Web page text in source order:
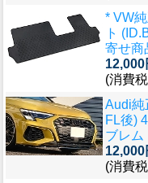
* VW
ト
寄せ商
12,000
(消費
Audi純
FL後)
ブレム
12,000
(消費